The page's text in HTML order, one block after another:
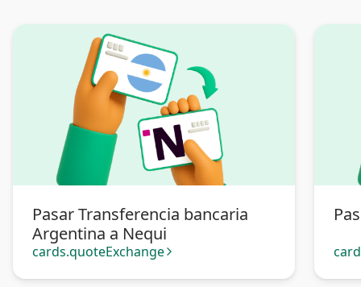
Pasar Transferencia bancaria
Argentina a Nequi
cards.quoteExchange arrow_forward_ios